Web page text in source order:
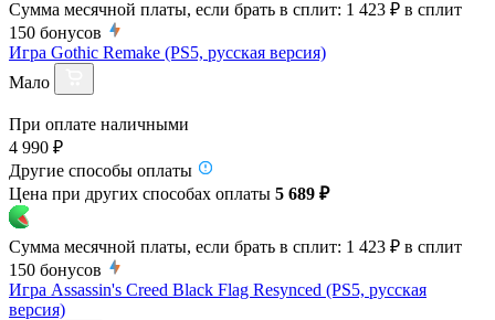
Сумма месячной платы, если брать в сплит: 1 423 ₽ в сплит
150 бонусов
Игра Gothic Remake (PS5, русская версия)
Мало
При оплате наличными
4 990 ₽
Другие способы оплаты
Цена при других способах оплаты 5 689 ₽
Сумма месячной платы, если брать в сплит: 1 423 ₽ в сплит
150 бонусов
Игра Assassin's Creed Black Flag Resynced (PS5, русская
версия)